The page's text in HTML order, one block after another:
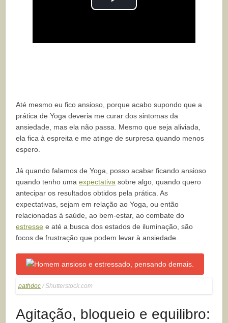
Play
Até mesmo eu fico ansioso, porque acabo supondo que a
prática de Yoga deveria me curar dos sintomas da
ansiedade, mas ela não passa. Mesmo que seja aliviada,
ela fica à espreita e me atinge de surpresa quando menos
espero.
Já quando falamos de Yoga, posso acabar ficando ansioso
quando tenho umaexpectativa sobre algo, quando quero
antecipar os resultados obtidos pela prática. As
expectativas, sejam em relação ao Yoga, ou então
relacionadas à saúde, ao bem-estar, ao combate do
estresse e até a busca dos estados de iluminação, são
focos de frustração que podem levar à ansiedade.
pathdoc/ Shutterstock.com
Agitação, bloqueio e equilibro: